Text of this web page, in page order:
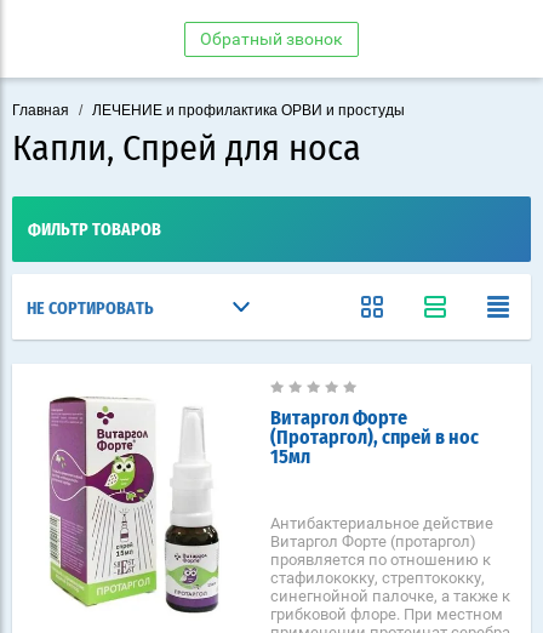
Обратный звонок
Главная / ЛЕЧЕНИЕ и профилактика ОРВИ и простуды
Капли, Спрей для носа
ФИЛЬТР ТОВАРОВ
НЕ СОРТИРОВАТЬ
Витаргол Форте
(Протаргол), спрей в нос
15мл
Антибактериальное действие
Витаргол Форте (протаргол)
проявляется по отношению к
стафилококку, стрептококку,
синегнойной палочке, а также к
грибковой флоре. При местном